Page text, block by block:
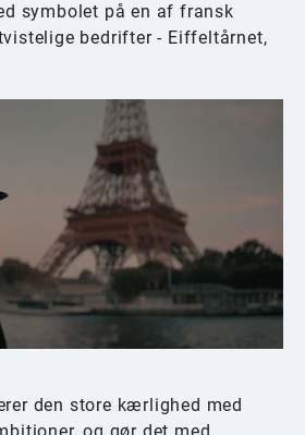
symbolet på en af fransk
bedrifter - Eiffeltårnet,
den store kærlighed med